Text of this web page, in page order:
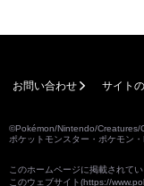
お問い合わせ サイト
©Pokémon/Nintendo/Creatures/
ポケットモンスター・ポケモン
このホームページに掲載されて
このウェブサイト(https://